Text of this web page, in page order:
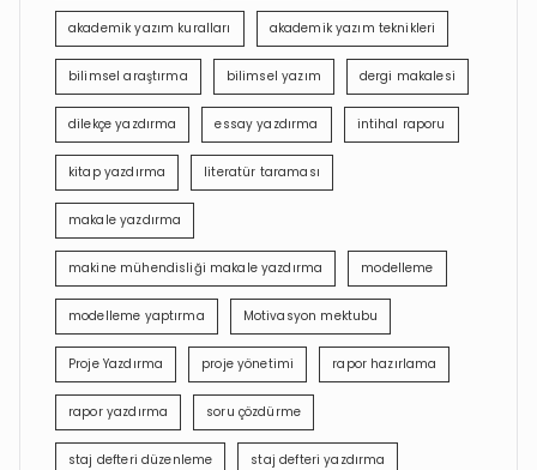
akademik yazım kuralları akademik yazım teknikleri
bilimsel araştırma bilimsel yazım dergi makalesi
dilekçe yazdırma essay yazdırma intihal raporu
kitap yazdırma literatür taraması
makale yazdırma
makine mühendisliği makale yazdırma modelleme
modelleme yaptırma Motivasyon mektubu
Proje Yazdırma proje yönetimi rapor hazırlama
rapor yazdırma soru çözdürme
staj defteri düzenleme staj defteri yazdırma